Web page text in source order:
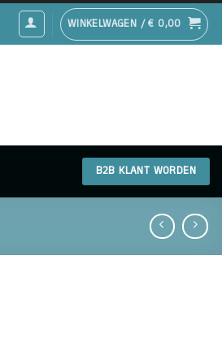
WINKELWAGEN /€ 0,00
B2B KLANT WORDEN